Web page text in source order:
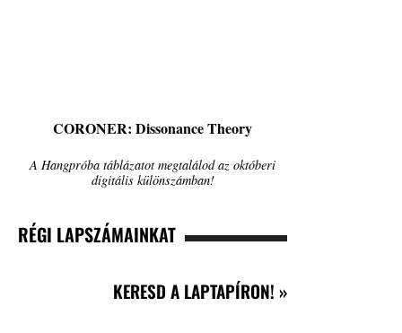
CORONER: Dissonance Theory
A Hangpróba táblázatot megtalálod az októberi
digitális különszámban!
RÉGI LAPSZÁMAINKAT
KERESD A LAPTAPÍRON! »